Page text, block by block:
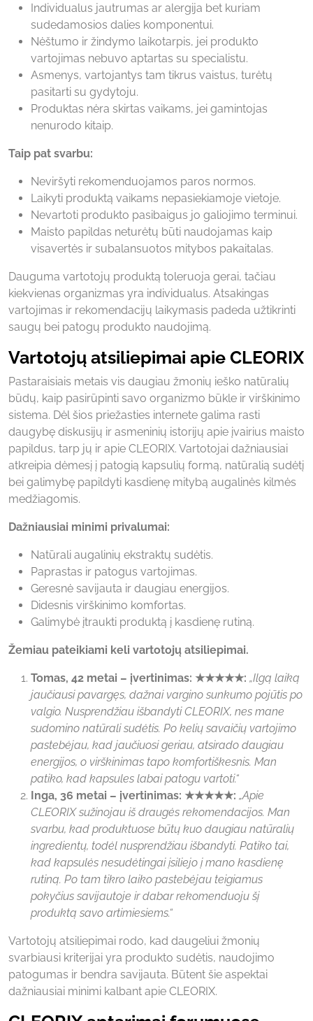
Individualus jautrumas ar alergija bet kuriam
sudedamosios dalies komponentui.
Nėštumo ir žindymo laikotarpis, jei produkto
vartojimas nebuvo aptartas su specialistu.
Asmenys, vartojantys tam tikrus vaistus, turėtų
pasitarti su gydytoju.
Produktas nėra skirtas vaikams, jei gamintojas
nenurodo kitaip.
Taip pat svarbu:
Neviršyti rekomenduojamos paros normos.
Laikyti produktą vaikams nepasiekiamoje vietoje.
Nevartoti produkto pasibaigus jo galiojimo terminui.
Maisto papildas neturėtų būti naudojamas kaip
visavertės ir subalansuotos mitybos pakaitalas.
Dauguma vartotojų produktą toleruoja gerai, tačiau
kiekvienas organizmas yra individualus. Atsakingas
vartojimas ir rekomendacijų laikymasis padeda užtikrinti
saugų bei patogų produkto naudojimą.
Vartotojų atsiliepimai apie CLEORIX
Pastaraisiais metais vis daugiau žmonių ieško natūralių
būdų, kaip pasirūpinti savo organizmo būkle ir virškinimo
sistema. Dėl šios priežasties internete galima rasti
daugybę diskusijų ir asmeninių istorijų apie įvairius maisto
papildus, tarp jų ir apie CLEORIX. Vartotojai dažniausiai
atkreipia dėmesį į patogią kapsulių formą, natūralią sudėtį
bei galimybę papildyti kasdienę mitybą augalinės kilmės
medžiagomis.
Dažniausiai minimi privalumai:
Natūrali augalinių ekstraktų sudėtis.
Paprastas ir patogus vartojimas.
Geresnė savijauta ir daugiau energijos.
Didesnis virškinimo komfortas.
Galimybė įtraukti produktą į kasdienę rutiną.
Žemiau pateikiami keli vartotojų atsiliepimai.
Tomas, 42 metai – įvertinimas: ★★★★★: „Ilgą laiką
jaučiausi pavargęs, dažnai vargino sunkumo pojūtis po
valgio. Nusprendžiau išbandyti CLEORIX, nes mane
sudomino natūrali sudėtis. Po kelių savaičių vartojimo
pastebėjau, kad jaučiuosi geriau, atsirado daugiau
energijos, o virškinimas tapo komfortiškesnis. Man
patiko, kad kapsules labai patogu vartoti.“
Inga, 36 metai – įvertinimas: ★★★★★: „Apie
CLEORIX sužinojau iš draugės rekomendacijos. Man
svarbu, kad produktuose būtų kuo daugiau natūralių
ingredientų, todėl nusprendžiau išbandyti. Patiko tai,
kad kapsulės nesudėtingai įsiliejo į mano kasdienę
rutiną. Po tam tikro laiko pastebėjau teigiamus
pokyčius savijautoje ir dabar rekomenduoju šį
produktą savo artimiesiems.“
Vartotojų atsiliepimai rodo, kad daugeliui žmonių
svarbiausi kriterijai yra produkto sudėtis, naudojimo
patogumas ir bendra savijauta. Būtent šie aspektai
dažniausiai minimi kalbant apie CLEORIX.